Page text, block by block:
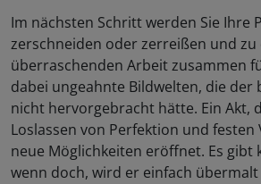
Im nächsten Schritt werden Sie Ihre
zerschneiden oder zerreißen und zu
überraschenden Arbeit zusammen
dabei ungeahnte Bildwelten, die der
nicht hervorgebracht hätte. Ein Akt,
Loslassen von Perfektion und festen
neue Möglichkeiten eröffnet. Es gibt
wenn doch, wird er einfach